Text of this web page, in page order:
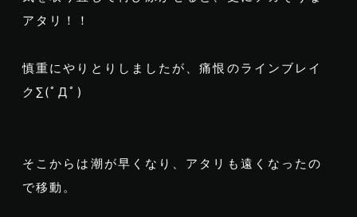
アタリ！！
慎重にやりとりしましたが、痛恨のラインブレイ
ク∑(ﾟДﾟ)
そこからは潮が早くなり、アタリも遠くなったの
で移動。